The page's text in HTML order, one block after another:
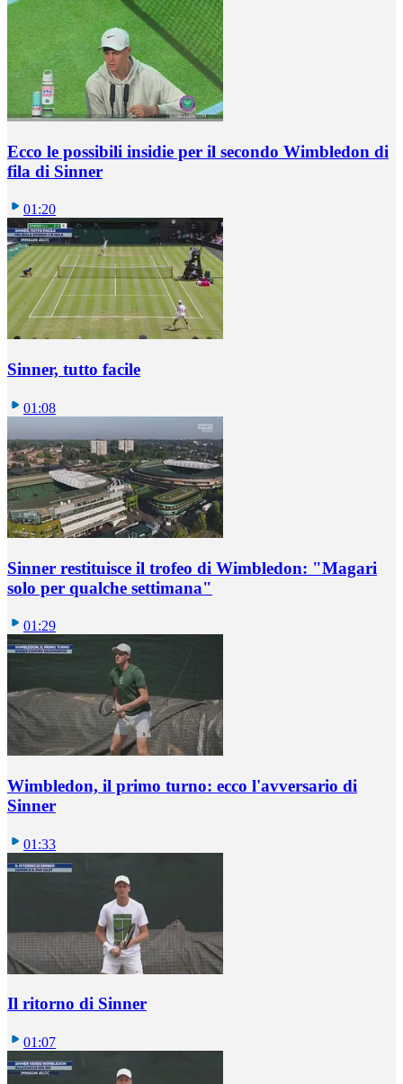
Ecco le possibili insidie per il secondo Wimbledon di
fila di Sinner
01:20
Sinner, tutto facile
01:08
Sinner restituisce il trofeo di Wimbledon: "Magari
solo per qualche settimana"
01:29
Wimbledon, il primo turno: ecco l'avversario di
Sinner
01:33
Il ritorno di Sinner
01:07